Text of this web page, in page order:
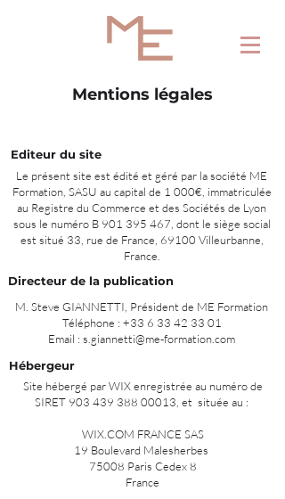
Mentions légales
Editeur du site
Le présent site est édité et géré par la société ME
Formation, SASU au capital de 1 000€, immatriculée
au Registre du Commerce et des Sociétés de Lyon
sous le numéro B 901 395 467 , dont le siège social
est situé 33, rue de France, 69100 Villeurbanne,
France.
Directeur de la publication
M. Steve GIANNETTI, Président de ME Formation
Téléphone : +33 6 33 42 33 01
Email : s.giannetti@me-formation.com
Hébergeur
Site hébergé par WIX enregistrée au numéro de
SIRET 903 439 388 00013 , et située au :
WIX.COM FRANCE SAS
19 Boulevard Malesherbes
75008 Paris Cedex 8
France